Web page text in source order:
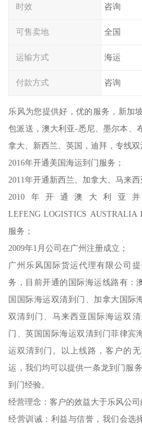
时效 咨询
可售卖地 全国
运输方式 海运
付款方式 咨询
乐风为您提供好，优的服务，新加
包派送，澳大利亚-悉尼、墨尔本、
拿大、新西兰、英国，迪拜，专线双
2016年开通美国海运到门服务；
2011年开通新西兰、加拿大、马来西
2010年开通澳大利亚
LEFENG LOGISTICS
服务；
2009年1月公司在广州注册成立；
广州乐风国际货运代理有限公司
务，目前开通的国际海运线路有：
国国际海运双清到门、加拿大国际
双清到门、马来西亚国际海运双
门、英国国际海运双清到门菲律宾
运双清到门。以上线路，客户的
运，我们均可以提供一条龙到门服
到门经验。
经营理念：客户的效益大于乐风公司
经营训诫：利益与信誉，我们会选